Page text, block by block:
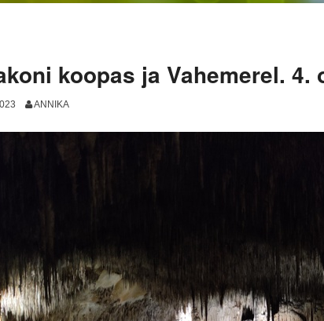
koopas ja Vahemerel. 4.
ANNIKA